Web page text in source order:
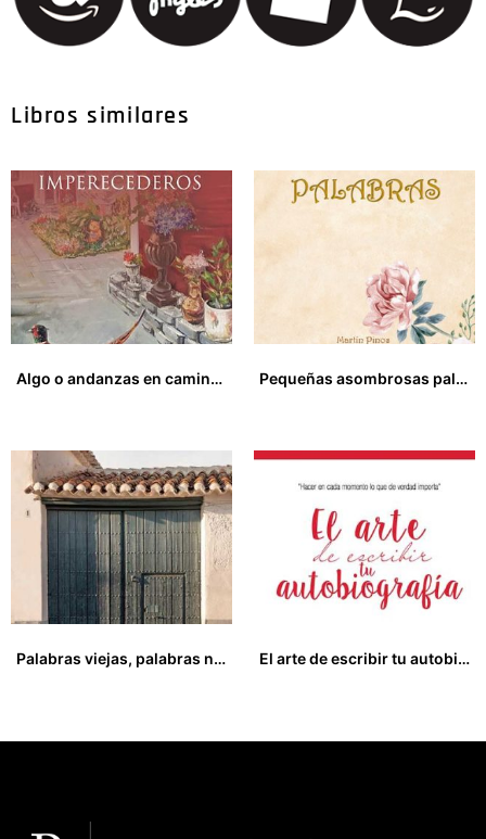
Libros similares
Algo o andanzas en caminos imperecederos
Pequeñas asombrosas palabras
Palabras viejas, palabras nuestras
El arte de escribir tu autobiografía